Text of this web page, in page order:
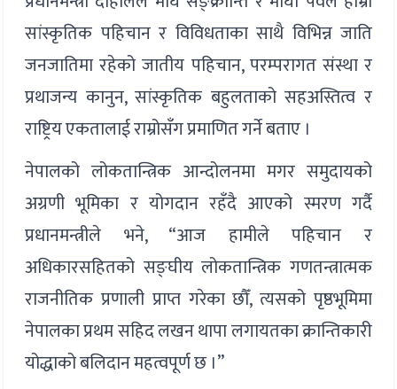
सांस्कृतिक पहिचान र विविधताका साथै विभिन्न जाति
जनजातिमा रहेको जातीय पहिचान, परम्परागत संस्था र
प्रथाजन्य कानुन, सांस्कृतिक बहुलताको सहअस्तित्व र
राष्ट्रिय एकतालाई राम्रोसँग प्रमाणित गर्ने बताए ।
नेपालको लोकतान्त्रिक आन्दोलनमा मगर समुदायको
अग्रणी भूमिका र योगदान रहँदै आएको स्मरण गर्दै
प्रधानमन्त्रीले भने, “आज हामीले पहिचान र
अधिकारसहितको सङ्घीय लोकतान्त्रिक गणतन्त्रात्मक
राजनीतिक प्रणाली प्राप्त गरेका छौँ, त्यसको पृष्ठभूमिमा
नेपालका प्रथम सहिद लखन थापा लगायतका क्रान्तिकारी
योद्धाको बलिदान महत्वपूर्ण छ ।”